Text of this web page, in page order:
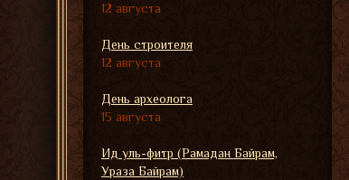
12 августа
День строителя
12 августа
День археолога
15 августа
Ид уль-фитр (Рамадан Байрам,
Ураза Байрам)